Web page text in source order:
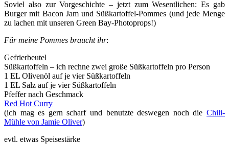
Soviel also zur Vorgeschichte – jetzt zum Wesentlichen: Es gab
Burger mit Bacon Jam und Süßkartoffel-Pommes (und jede Menge
zu lachen mit unseren Green Bay-Photoprops!)
Für meine Pommes braucht ihr:
Gefrierbeutel
Süßkartoffeln – ich rechne zwei große Süßkartoffeln pro Person
1 EL Olivenöl auf je vier Süßkartoffeln
1 EL Salz auf je vier Süßkartoffeln
Pfeffer nach Geschmack
Red Hot Curry
(ich mag es gern scharf und benutzte deswegen noch die Chili-
Mühle von Jamie Oliver)
evtl. etwas Speisestärke